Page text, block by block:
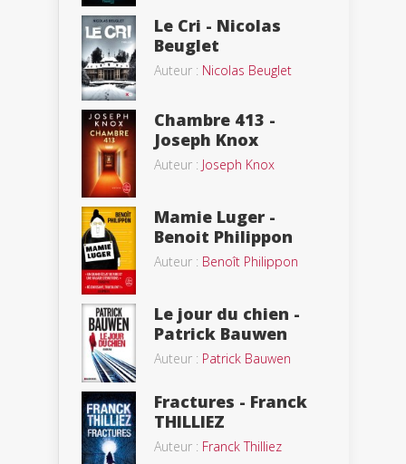
Le Cri - Nicolas
Beuglet
Auteur : Nicolas Beuglet
Chambre 413 -
Joseph Knox
Auteur : Joseph Knox
Mamie Luger -
Benoit Philippon
Auteur : Benoît Philippon
Le jour du chien -
Patrick Bauwen
Auteur : Patrick Bauwen
Fractures - Franck
THILLIEZ
Auteur : Franck Thilliez